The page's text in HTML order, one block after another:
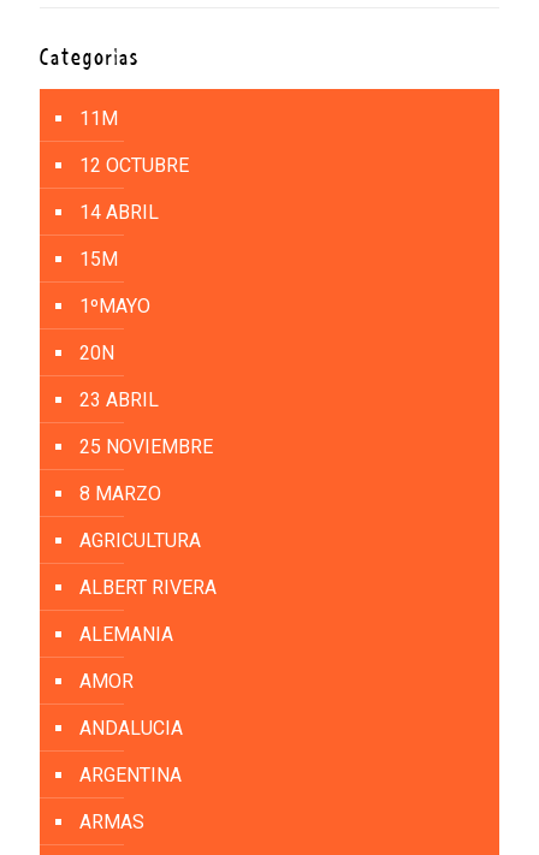
Categorías
11M
12 OCTUBRE
14 ABRIL
15M
1ºMAYO
20N
23 ABRIL
25 NOVIEMBRE
8 MARZO
AGRICULTURA
ALBERT RIVERA
ALEMANIA
AMOR
ANDALUCIA
ARGENTINA
ARMAS